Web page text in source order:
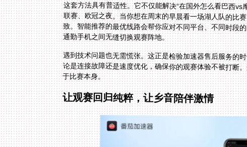
这套方法具有普适性。它不仅能解决“在国外怎么看巴西
联赛、欧冠之夜。当你想在周末的早晨看一场湖人队的比
致。智能推荐的最优线路会帮你应对不同平台、不同时段
通勤手机之间无缝切换观赛阵地。
遇到技术问题也无需慌张。这正是检验加速器售后服务的
论是连接故障还是速度优化，确保你的观赛体验不被打断
于比赛本身。
让观赛回归纯粹，让乡音陪伴激情